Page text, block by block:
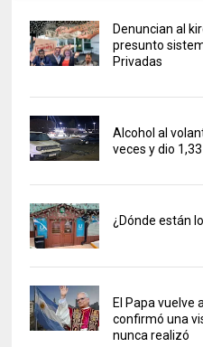
Denuncian al
presunto
Privadas
Alcohol al
veces y dio
¿Dónde están
El Papa vuelve
confirmó una
nunca realizó